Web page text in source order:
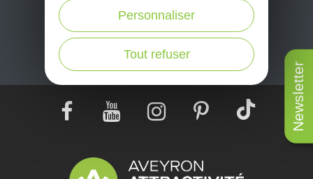
Newsletter
Je m'abonne ici
Tout refuser
Personnaliser